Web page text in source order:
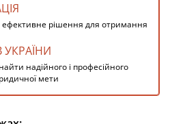
ефективне рішення для отримання
УКРАЇНИ
надійного і професійного
мети